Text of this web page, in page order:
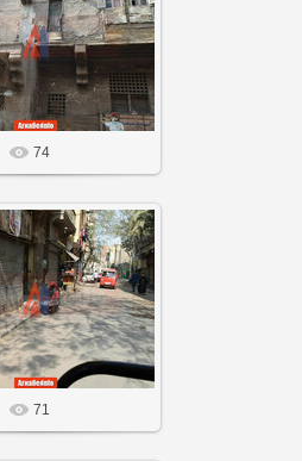
20 Сен 25
Агнабеяinfo
74
20 Сен 25
Агнабеяinfo
71